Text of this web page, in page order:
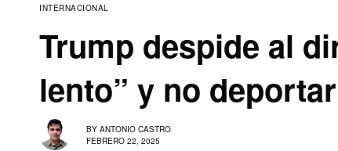
INTERNACIONAL
Trump despide al
lento” y no deportar
BY ANTONIO CASTRO
FEBRERO 22, 2025